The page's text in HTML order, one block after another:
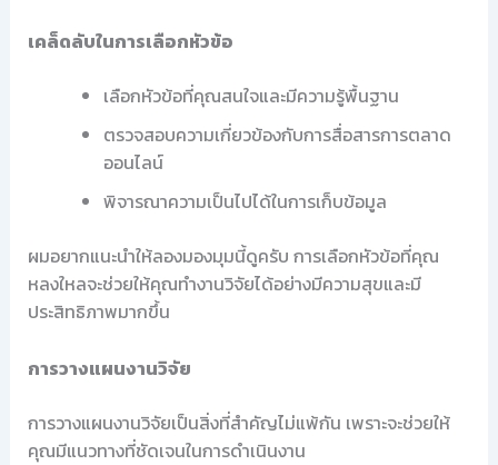
เคล็ดลับในการเลือกหัวข้อ
เลือกหัวข้อที่คุณสนใจและมีความรู้พื้นฐาน
ตรวจสอบความเกี่ยวข้องกับการสื่อสารการตลาด
ออนไลน์
พิจารณาความเป็นไปได้ในการเก็บข้อมูล
ผมอยากแนะนำให้ลองมองมุมนี้ดูครับ การเลือกหัวข้อที่คุณ
หลงใหลจะช่วยให้คุณทำงานวิจัยได้อย่างมีความสุขและมี
ประสิทธิภาพมากขึ้น
การวางแผนงานวิจัย
การวางแผนงานวิจัยเป็นสิ่งที่สำคัญไม่แพ้กัน เพราะจะช่วยให้
คุณมีแนวทางที่ชัดเจนในการดำเนินงาน